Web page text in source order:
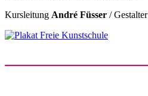
Kursleitung André Füsser / Gestalter